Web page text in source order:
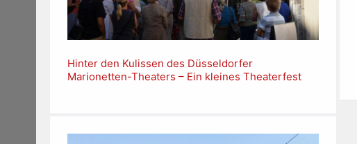
Hinter den Kulissen des Düsseldorfer
Marionetten-Theaters – Ein kleines Theaterfest